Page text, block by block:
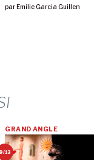
parEmilie Garcia Guillen
9/13
GRAND ANGLE